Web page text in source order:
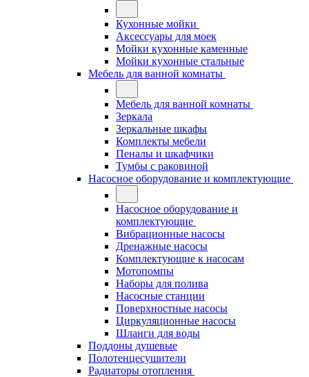
Кухонные мойки
Аксессуары для моек
Мойки кухонные каменные
Мойки кухонные стальные
Мебель для ванной комнаты
Мебель для ванной комнаты
Зеркала
Зеркальные шкафы
Комплекты мебели
Пеналы и шкафчики
Тумбы с раковиной
Насосное оборудование и комплектующие
Насосное оборудование и
комплектующие
Вибрационные насосы
Дренажные насосы
Комплектующие к насосам
Мотопомпы
Наборы для полива
Насосные станции
Поверхностные насосы
Циркуляционные насосы
Шланги для воды
Поддоны душевые
Полотенцесушители
Радиаторы отопления